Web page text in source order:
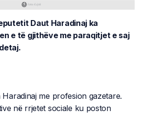
Daut Haradinaj ka
e të gjithëve me paraqitjet e saj
Haradinaj me profesion gazetare.
në rrjetet sociale ku poston